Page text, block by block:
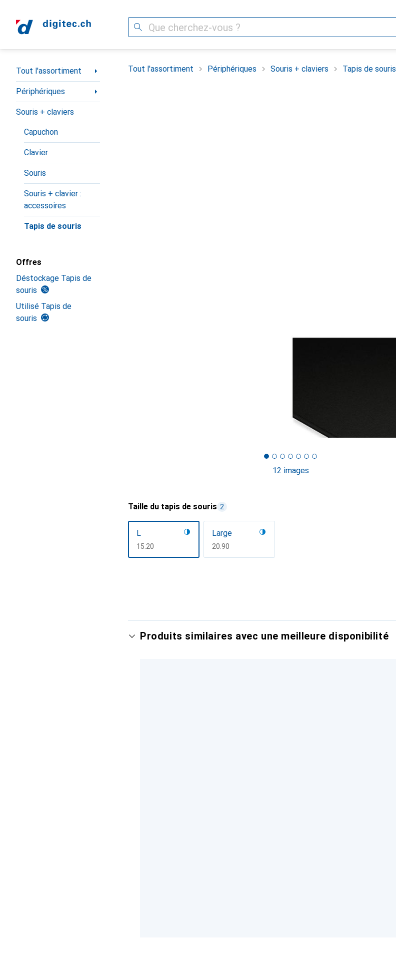
Recherche
Navigation par catégorie
Tout l'assortiment
Périphériques
Souris + claviers
Capuchon
Clavier
Souris
Souris + clavier :
accessoires
Tapis de souris
Offres
Déstockage Tapis de
souris
Utilisé Tapis de
souris
Tout l'assortiment Périphériques Souris + claviers Tapis de souris
12 images
Taille du tapis de souris 2
L
CHF
15.20
Large
CHF
20.90
Produits similaires avec une meilleure disponibilité